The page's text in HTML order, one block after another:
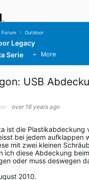
Forum Outdoor
Legacy
Serie
More
USB
over 16 years ago
ist die Plastikabdeckung
bei jedem aufklappen
mit zwei kleinen
ich diese Abdeckung
oder muss deswegen
2010.